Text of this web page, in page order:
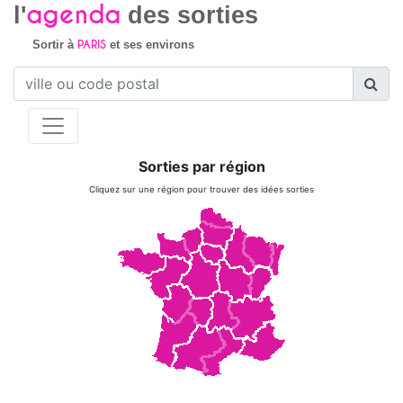
l'agenda des sorties
Sortir à PARISet ses environs
Sorties par région
Cliquez sur une région pour trouver des idées sorties